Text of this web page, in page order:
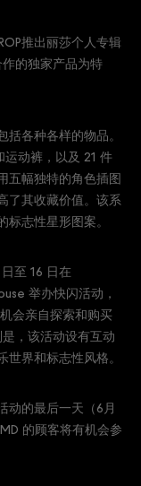
推出丽莎个人专辑
的独家产品为特
括各种各样的物品。
运动裤，以及 21 件
五幅独特的角色插图
了其收藏价值。该系
标志性星形图案。
至 16 日在
举办快闪活动，
会亲自探索和购买
，该活动设有互动
世界和标志性风格。
动的最后一天（6月
的顾客将有机会参